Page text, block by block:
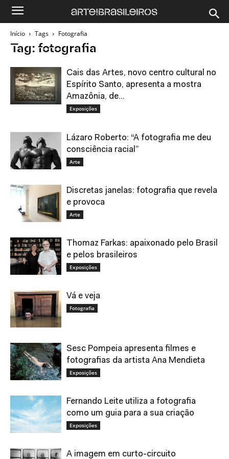
Início Tags Fotografia
Tag: fotografia
Cais das Artes, novo centro cultural no
Espírito Santo, apresenta a mostra
Amazônia, de...
Exposições
Lázaro Roberto: “A fotografia me deu
consciência racial”
Arte
Discretas janelas: fotografia que revela
e provoca
Arte
Thomaz Farkas: apaixonado pelo Brasil
e pelos brasileiros
Exposições
Vá e veja
Fotografia
Sesc Pompeia apresenta filmes e
fotografias da artista Ana Mendieta
Exposições
Fernando Leite utiliza a fotografia
como um guia para a sua criação
Exposições
A imagem em curto-circuito